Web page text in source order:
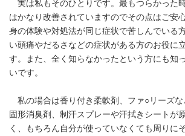
実は私もそのひとりです。最もつらかった
はかなり改善されていますのでその点はご安
身の体験や対処法が同じ症状で苦しんでいる
い頭痛やだるさなどの症状がある方のお役に
す。また、全く知らなかったという方にも知
いです。
私の場合は香り付き柔軟剤、ファ○リーズな
固形消臭剤、制汗スプレーや汗拭きシートが
く、もちろん自分が使っていなくても周りに